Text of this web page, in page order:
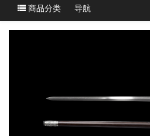
商品分类 导航